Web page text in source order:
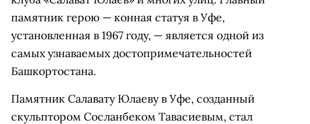
памятник герою — конная статуя в Уфе,
установленная в 1967 году, — является одной из
самых узнаваемых достопримечательностей
Башкортостана.
Памятник Салавату Юлаеву в Уфе, созданный
скульптором Сосланбеком Тавасиевым, стал